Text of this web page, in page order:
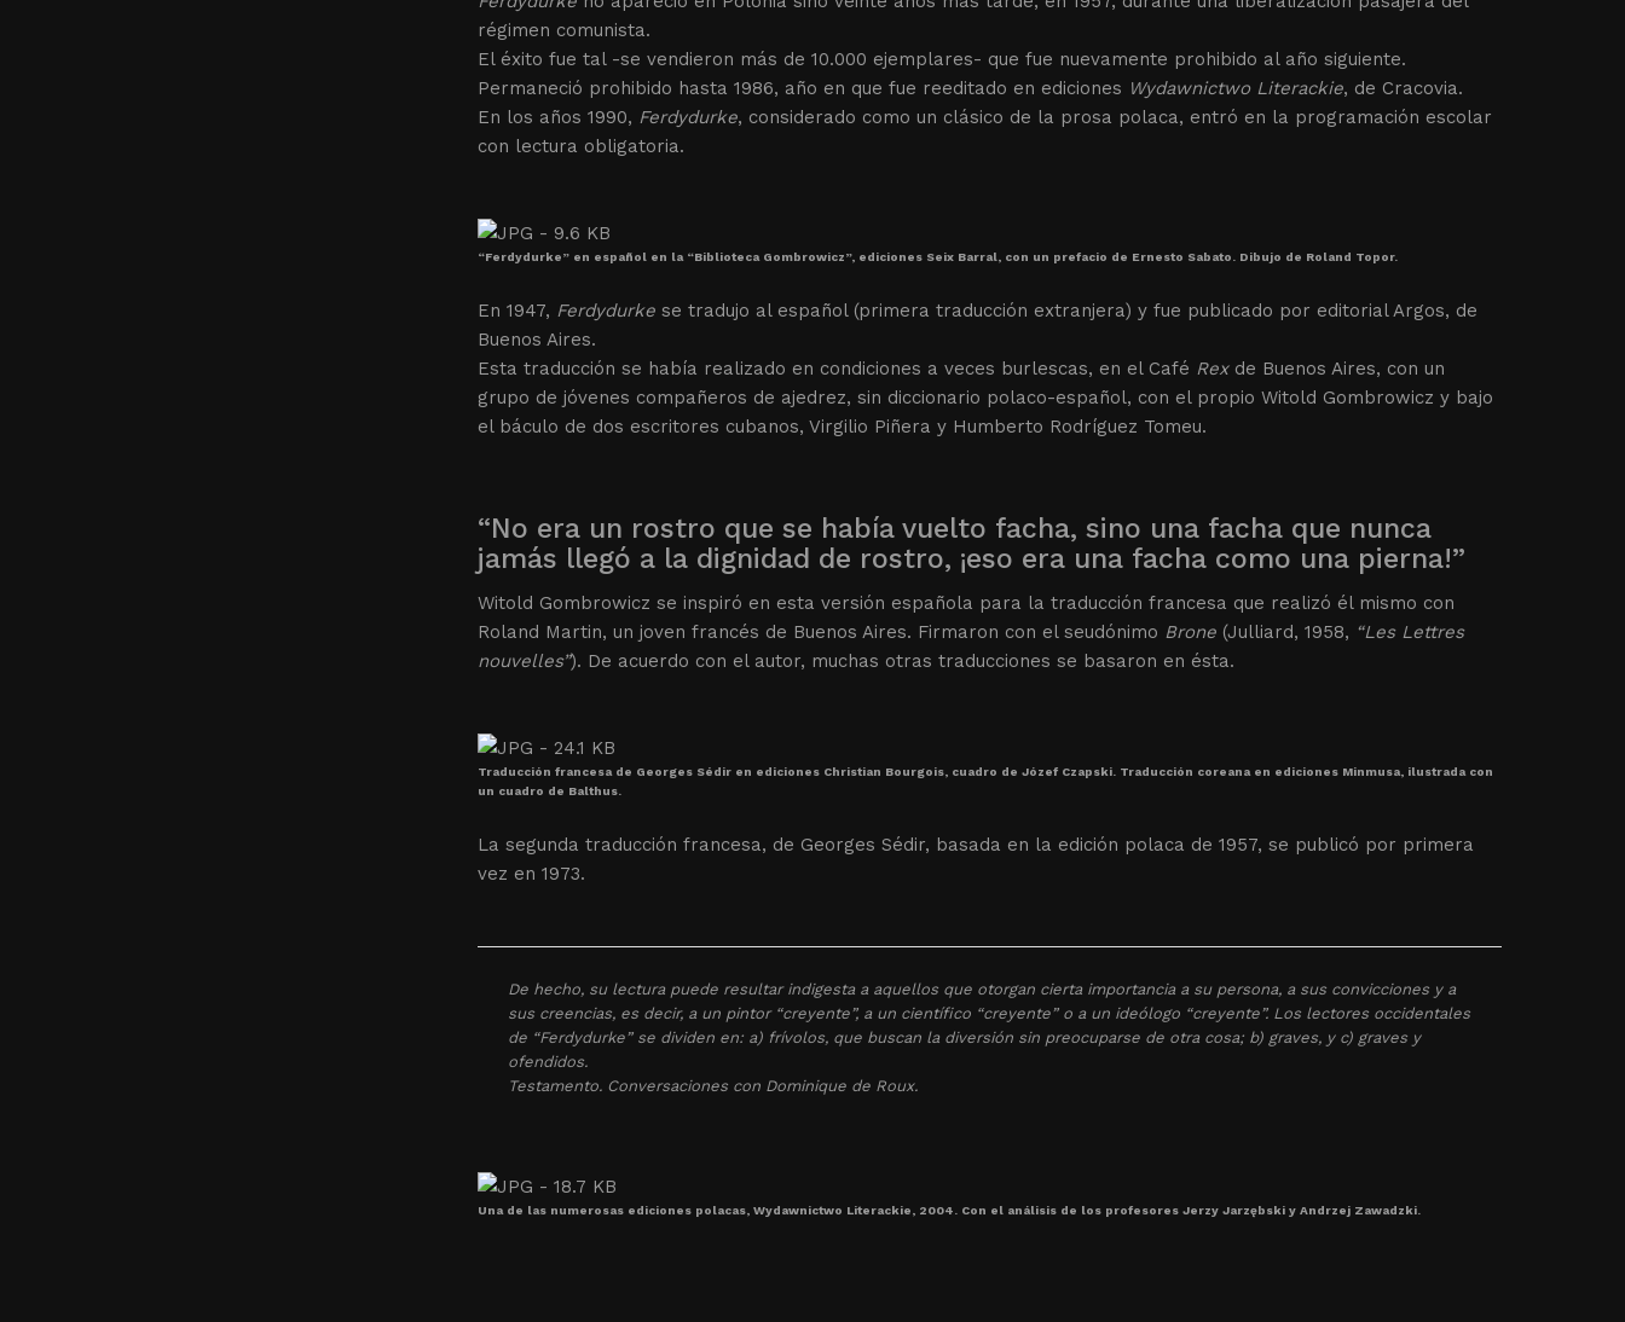
régimen comunista.
El éxito fue tal -se vendieron más de 10.000 ejemplares- que fue nuevamente prohibido al año siguiente.
Permaneció prohibido hasta 1986, año en que fue reeditado en ediciones Wydawnictwo Literackie, de Cracovia.
En los años 1990, Ferdydurke, considerado como un clásico de la prosa polaca, entró en la programación escolar
con lectura obligatoria.
“Ferdydurke” en español en la “Biblioteca Gombrowicz”, ediciones Seix Barral, con un prefacio de Ernesto Sabato. Dibujo de Roland Topor.
En 1947, Ferdydurkese tradujo al español (primera traducción extranjera) y fue publicado por editorial Argos, de
Buenos Aires.
Esta traducción se había realizado en condiciones a veces burlescas, en el Café Rexde Buenos Aires, con un
grupo de jóvenes compañeros de ajedrez, sin diccionario polaco-español, con el propio Witold Gombrowicz y bajo
el báculo de dos escritores cubanos, Virgilio Piñera y Humberto Rodríguez Tomeu.
“No era un rostro que se había vuelto facha, sino una facha que nunca
jamás llegó a la dignidad de rostro, ¡eso era una facha como una pierna!”
Witold Gombrowicz se inspiró en esta versión española para la traducción francesa que realizó él mismo con
Roland Martin, un joven francés de Buenos Aires. Firmaron con el seudónimo Brone(Julliard, 1958, “Les Lettres
nouvelles”). De acuerdo con el autor, muchas otras traducciones se basaron en ésta.
Traducción francesa de Georges Sédir en ediciones Christian Bourgois, cuadro de Józef Czapski. Traducción coreana en ediciones Minmusa, ilustrada con
un cuadro de Balthus.
La segunda traducción francesa, de Georges Sédir, basada en la edición polaca de 1957, se publicó por primera
vez en 1973.
De hecho, su lectura puede resultar indigesta a aquellos que otorgan cierta importancia a su persona, a sus convicciones y a
sus creencias, es decir, a un pintor “creyente”, a un científico “creyente” o a un ideólogo “creyente”. Los lectores occidentales
de “Ferdydurke” se dividen en: a) frívolos, que buscan la diversión sin preocuparse de otra cosa; b) graves, y c) graves y
ofendidos.
Testamento. Conversaciones con Dominique de Roux.
Una de las numerosas ediciones polacas, Wydawnictwo Literackie, 2004. Con el análisis de los profesores Jerzy Jarzębski y Andrzej Zawadzki.